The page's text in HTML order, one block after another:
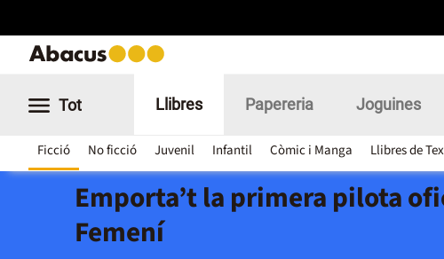
Tot Llibres
Ficció No ficció Juvenil Infantil Còmic i Manga Llibres de
Papereria Joguines
Emporta’t la primera pilota
Femení